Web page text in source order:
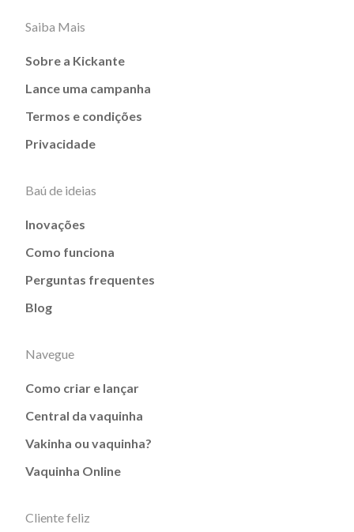
Saiba Mais
Sobre a Kickante
Lance uma campanha
Termos e condições
Privacidade
Baú de ideias
Inovações
Como funciona
Perguntas frequentes
Blog
Navegue
Como criar e lançar
Central da vaquinha
Vakinha ou vaquinha?
Vaquinha Online
Cliente feliz